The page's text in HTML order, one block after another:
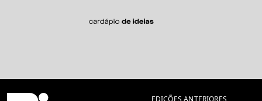
EDIÇÕES ANTERIORES